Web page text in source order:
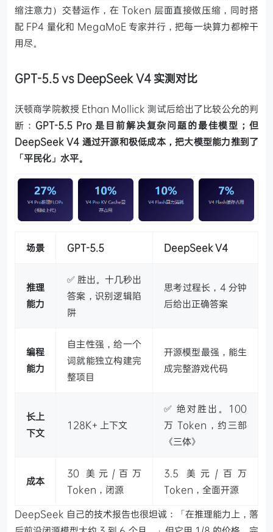
缩注意力）交替运作，在 Token 层面直接做压缩，同时搭
配 FP4 量化和 MegaMoE 专家并行，把每一块算力都榨干
用尽。
GPT-5.5 vs DeepSeek V4 实测对比
沃顿商学院教授 Ethan Mollick 测试后给出了比较公允的判
断： GPT-5.5 Pro 是目前解决复杂问题的最佳模型；但
DeepSeek V4 通过开源和极低成本，把大模型能力推到了
「平民化」水平。
场景 GPT-5.5 DeepSeek V4
推理
能力
✅ 胜出。十几秒出
答案，识别逻辑陷
阱
思考过程长，4 分钟
后给出正确答案
编程
能力
自主性强，给一个
词就能独立构建完
整项目
开源模型最强，能生
成完整游戏代码
长上
下文
128K+ 上下文
✅ 绝对胜出。100
万 Token，约三部
《三体》
成本
30 美元/百万
Token，闭源
3.5 美元/百万
Token，全面开源
DeepSeek 自己的技术报告也很坦诚：「在推理能力上，落